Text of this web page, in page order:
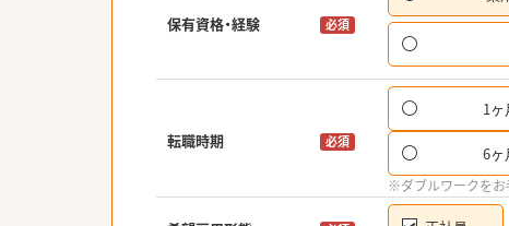
保有資格・経験 必須
転職時期 必須
1ヶ
6ヶ
※ダブルワークをお